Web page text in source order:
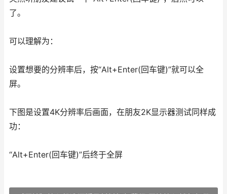
了。
可以理解为：
设置想要的分辨率后，按“Alt+Enter(回车键)”就可以全
屏。
下图是设置4K分辨率后画面，在朋友2K显示器测试同样成
功：
“Alt+Enter(回车键)”后终于全屏